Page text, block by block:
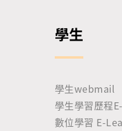
學生
學生webmail
學生學習歷程
數位學習 E-